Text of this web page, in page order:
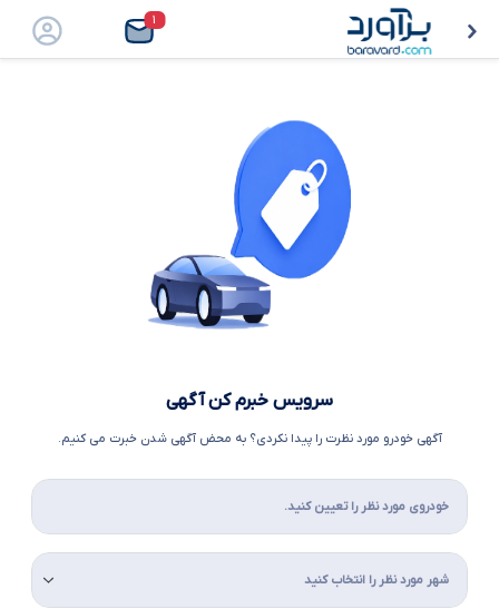
سرویس خبرم کن آگهی
آگهی خودرو مورد نظرت را پیدا نکردی؟ به محض آگهی شدن خبرت می کنیم.